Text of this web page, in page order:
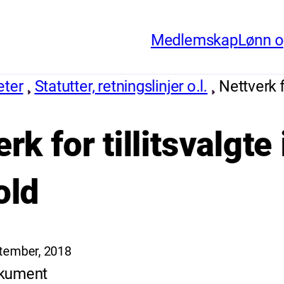
MedlemskapLønn
Statutter, retningslinjer o.l. Nettverk
for tillitsvalgte
2018